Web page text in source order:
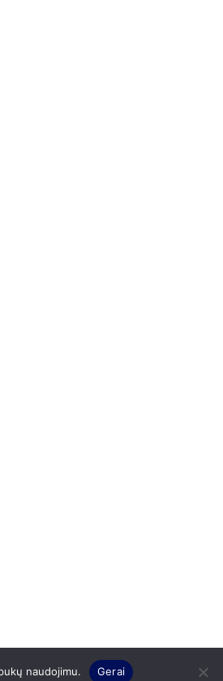
naudojimu. Gerai